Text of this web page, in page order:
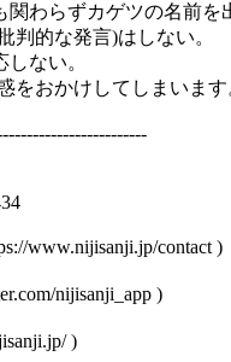
わらずカゲツの名前を
判的な発言)はしない。
ない。
をおかけしてしまいます
www.nijisanji.jp/contact )
nijisanji_app )
)